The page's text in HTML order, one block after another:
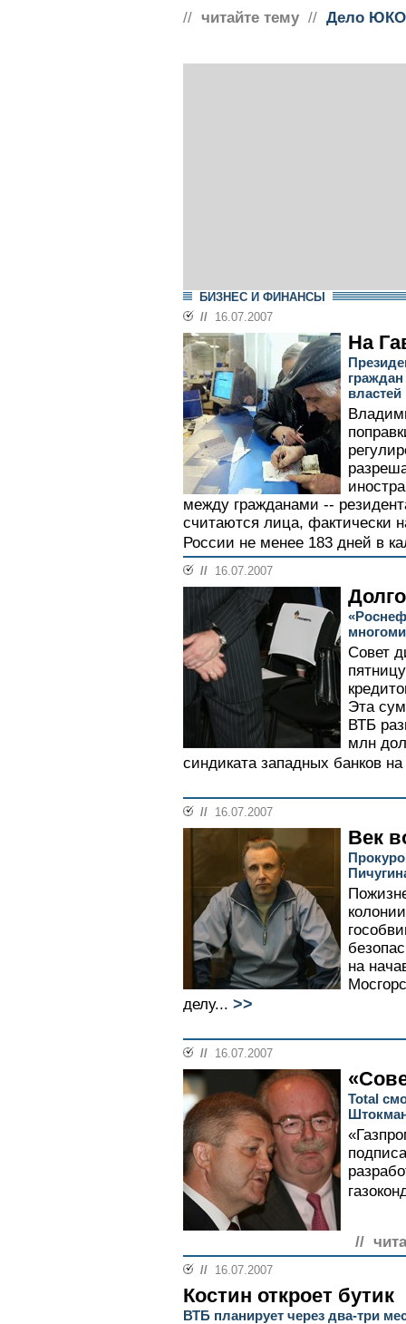
// читайте тему // Дело
БИЗНЕС И ФИНАНСЫ
// 16.07.2007
На
властей
между гражданами --
считаются лица, фактически
России не менее 183 дней в
// 16.07.2007
Совет
Эта
ВТБ
млн
синдиката западных банков
// 16.07.2007
Век
на
делу... >>
// 16.07.2007
Total
//
// 16.07.2007
Костин откроет бутик
ВТБ планирует через два-три